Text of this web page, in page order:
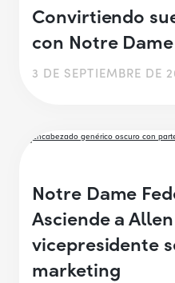
Convirtiendo
con Notre
3 DE SEPTIEMBRE DE
Notre Dame
Asciende a
vicepresidente
marketing